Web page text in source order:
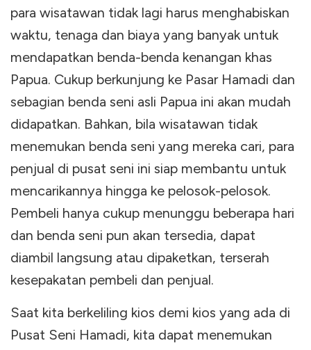
para wisatawan tidak lagi harus menghabiskan
waktu, tenaga dan biaya yang banyak untuk
mendapatkan benda-benda kenangan khas
Papua. Cukup berkunjung ke Pasar Hamadi dan
sebagian benda seni asli Papua ini akan mudah
didapatkan. Bahkan, bila wisatawan tidak
menemukan benda seni yang mereka cari, para
penjual di pusat seni ini siap membantu untuk
mencarikannya hingga ke pelosok-pelosok.
Pembeli hanya cukup menunggu beberapa hari
dan benda seni pun akan tersedia, dapat
diambil langsung atau dipaketkan, terserah
kesepakatan pembeli dan penjual.
Saat kita berkeliling kios demi kios yang ada di
Pusat Seni Hamadi, kita dapat menemukan